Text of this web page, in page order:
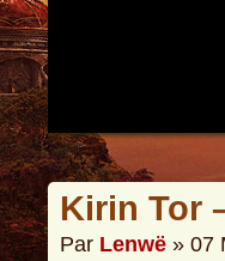
Kirin Tor
Par Lenwë » 07